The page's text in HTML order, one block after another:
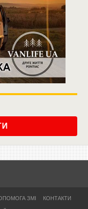
ЗМІ КОНТАКТИ